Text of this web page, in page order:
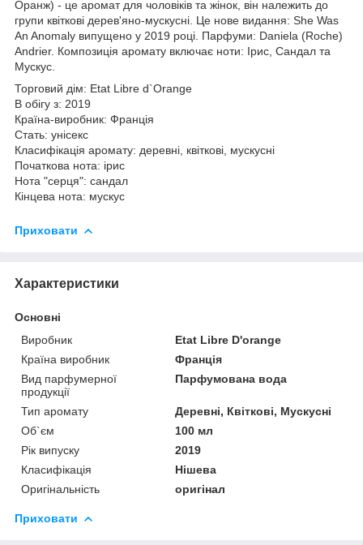
Оранж) - це аромат для чоловіків та жінок, він належить до
групи квіткові дерев'яно-мускусні. Це нове видання: She Was
An Anomaly випущено у 2019 році. Парфуми: Daniela (Roche)
Andrier. Композиція аромату включає ноти: Ірис, Сандал та
Мускус.
Торговий дім: Etat Libre d`Orange
В обігу з: 2019
Країна-виробник: Франція
Стать: унісекс
Класифікація аромату: деревні, квіткові, мускусні
Початкова нота: ірис
Нота "серця": сандал
Кінцева нота: мускус
Приховати
Характеристики
Основні
Виробник
Etat Libre D'orange
Країна виробник
Франція
Вид парфумерної
продукції
Парфумована вода
Тип аромату
Деревні, Квіткові, Мускусні
Об`єм
100 мл
Рік випуску
2019
Класифікація
Нішева
Оригінальність
оригінал
Приховати